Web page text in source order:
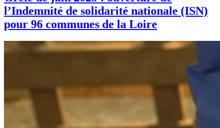
l’Indemnité de solidarité nationale (ISN)
pour 96 communes de la Loire